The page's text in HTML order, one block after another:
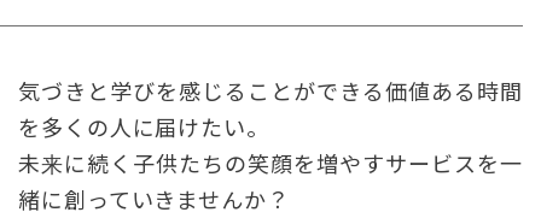
気づきと学びを感じることができる価値ある時間
を多くの人に届けたい。
未来に続く子供たちの笑顔を増やすサービスを一
緒に創っていきませんか？